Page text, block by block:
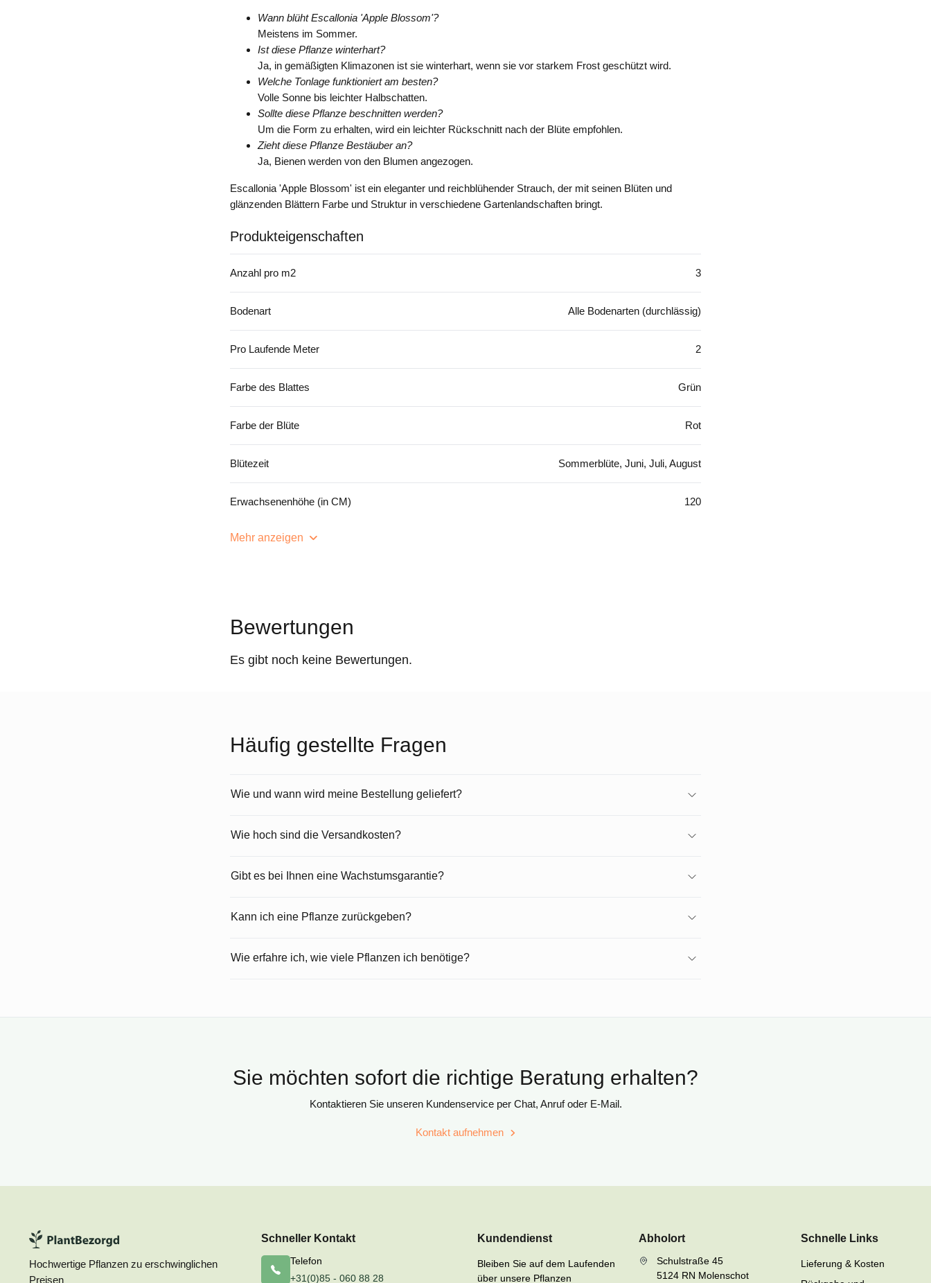
Wann blüht Escallonia 'Apple Blossom'?
Meistens im Sommer.
Ist diese Pflanze winterhart?
Ja, in gemäßigten Klimazonen ist sie winterhart, wenn sie vor starkem Frost geschützt wird.
Welche Tonlage funktioniert am besten?
Volle Sonne bis leichter Halbschatten.
Sollte diese Pflanze beschnitten werden?
Um die Form zu erhalten, wird ein leichter Rückschnitt nach der Blüte empfohlen.
Zieht diese Pflanze Bestäuber an?
Ja, Bienen werden von den Blumen angezogen.
Escallonia 'Apple Blossom' ist ein eleganter und reichblühender Strauch, der mit seinen Blüten und
glänzenden Blättern Farbe und Struktur in verschiedene Gartenlandschaften bringt.
Produkteigenschaften
Anzahl pro m2 3
Bodenart Alle Bodenarten (durchlässig)
Pro Laufende Meter 2
Farbe des Blattes Grün
Farbe der Blüte Rot
Blütezeit Sommerblüte, Juni, Juli, August
Erwachsenenhöhe (in CM) 120
Mehr anzeigen
Bewertungen
Es gibt noch keine Bewertungen.
Häufig gestellte Fragen
Wie und wann wird meine Bestellung geliefert?
Wie hoch sind die Versandkosten?
Gibt es bei Ihnen eine Wachstumsgarantie?
Kann ich eine Pflanze zurückgeben?
Wie erfahre ich, wie viele Pflanzen ich benötige?
Sie möchten sofort die richtige Beratung erhalten?
Kontaktieren Sie unseren Kundenservice per Chat, Anruf oder E-Mail.
Kontakt aufnehmen
Hochwertige Pflanzen zu erschwinglichen
Preisen
Schneller Kontakt
Telefon
+31(0)85 - 060 88 28
Abholort
Schulstraße 45
5124 RN Molenschot
Kundendienst
Bleiben Sie auf dem Laufenden
über unsere Pflanzen
Schnelle Links
Lieferung & Kosten